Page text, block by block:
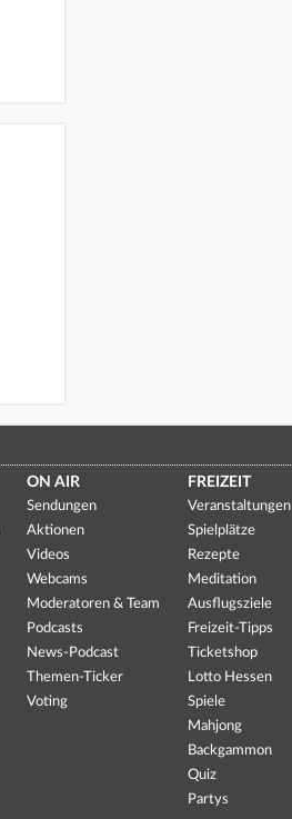
ON AIR
Sendungen
Aktionen
Videos
Webcams
Moderatoren & Team
Podcasts
News-Podcast
Themen-Ticker
Voting
FREIZEIT
Veranstaltungen
Spielplätze
Rezepte
Meditation
Ausflugsziele
Freizeit-Tipps
Ticketshop
Lotto Hessen
Spiele
Mahjong
Backgammon
Quiz
Partys